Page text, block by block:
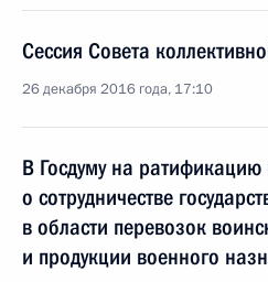
Сессия Совета
26 декабря 2016 года, 17:10
В Госдуму на
о сотрудничестве
в области перевозок
и продукции военного